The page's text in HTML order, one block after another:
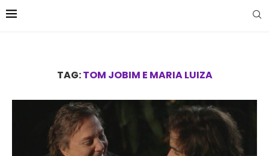
TAG:TOM JOBIM E MARIA LUIZA